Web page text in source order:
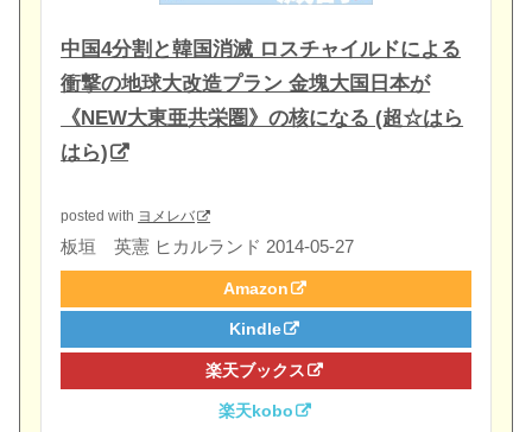
中国4分割と韓国消滅 ロスチャイルドによる
衝撃の地球大改造プラン 金塊大国日本が
《NEW大東亜共栄圏》の核になる (超☆はら
はら)
posted with ヨメレバ
板垣 英憲 ヒカルランド 2014-05-27
Amazon
Kindle
楽天ブックス
楽天kobo